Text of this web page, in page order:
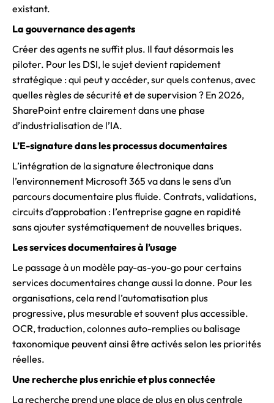
existant.
La gouvernance des agents
Créer des agents ne suffit plus. Il faut désormais les
piloter. Pour les DSI, le sujet devient rapidement
stratégique : qui peut y accéder, sur quels contenus, avec
quelles règles de sécurité et de supervision ? En 2026,
SharePoint entre clairement dans une phase
d’industrialisation de l’IA.
L’E-signature dans les processus documentaires
L’intégration de la signature électronique dans
l’environnement Microsoft 365 va dans le sens d’un
parcours documentaire plus fluide. Contrats, validations,
circuits d’approbation : l’entreprise gagne en rapidité
sans ajouter systématiquement de nouvelles briques.
Les services documentaires à l’usage
Le passage à un modèle pay-as-you-go pour certains
services documentaires change aussi la donne. Pour les
organisations, cela rend l’automatisation plus
progressive, plus mesurable et souvent plus accessible.
OCR, traduction, colonnes auto-remplies ou balisage
taxonomique peuvent ainsi être activés selon les priorités
réelles.
Une recherche plus enrichie et plus connectée
La recherche prend une place de plus en plus centrale